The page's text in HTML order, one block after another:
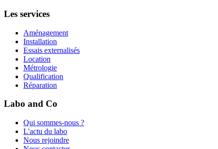
Les services
Aménagement
Installation
Essais externalisés
Location
Métrologie
Qualification
Réparation
Labo and Co
Qui sommes-nous ?
L'actu du labo
Nous rejoindre